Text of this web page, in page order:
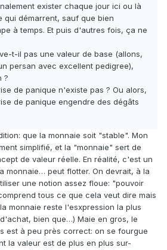
exister chaque jour ici ou là
qui démarrent, sauf que bien
à temps. Et puis d'autres fois, ça ne
t-il pas une valeur de base (allons,
persan avec excellent pedigree),
?
de panique n'existe pas ? Ou alors,
de panique engendre des dégâts
que la monnaie soit "stable". Mon
simplifié, et la "monnaie" sert de
de valeur réelle. En réalité, c'est un
monnaie… peut flotter. On devrait, à la
une notion assez floue: "pouvoir
tous ce que cela veut dire mais
monnaie reste l'esxpression la plus
bien que…) Maie en gros, le
est à peu près correct: on se fourgue
la valeur est de plus en plus sur-